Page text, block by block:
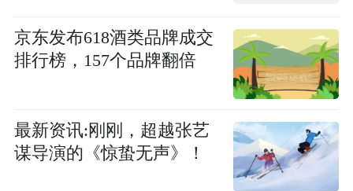
京东发布618酒类品牌成交
排行榜，157个品牌翻倍
最新资讯:刚刚，超越张艺
谋导演的《惊蛰无声》！